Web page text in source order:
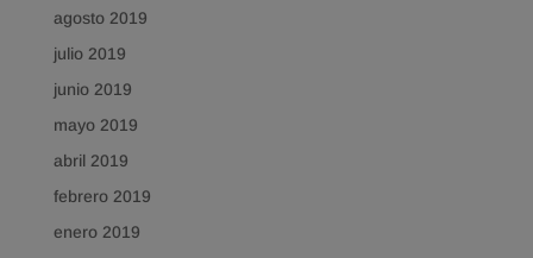
agosto 2019
julio 2019
junio 2019
mayo 2019
abril 2019
febrero 2019
enero 2019